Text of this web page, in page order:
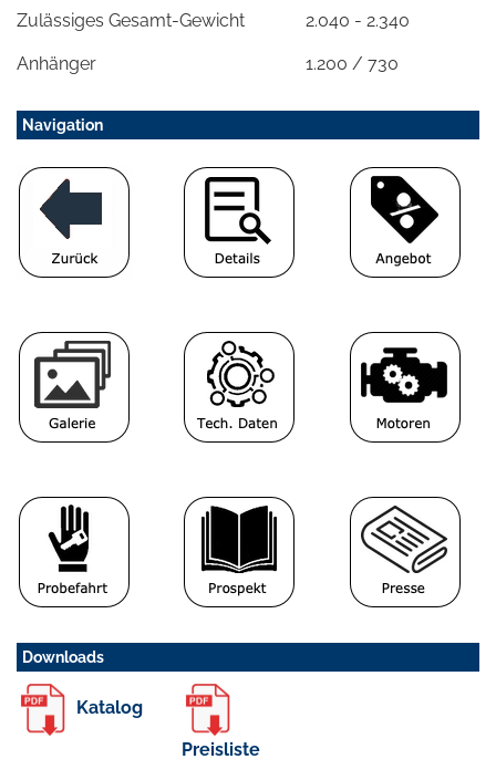
Zulässiges Gesamt-Gewicht 2.040 - 2.340
Anhänger 1.200 / 730
Navigation
Downloads
Katalog
Preisliste